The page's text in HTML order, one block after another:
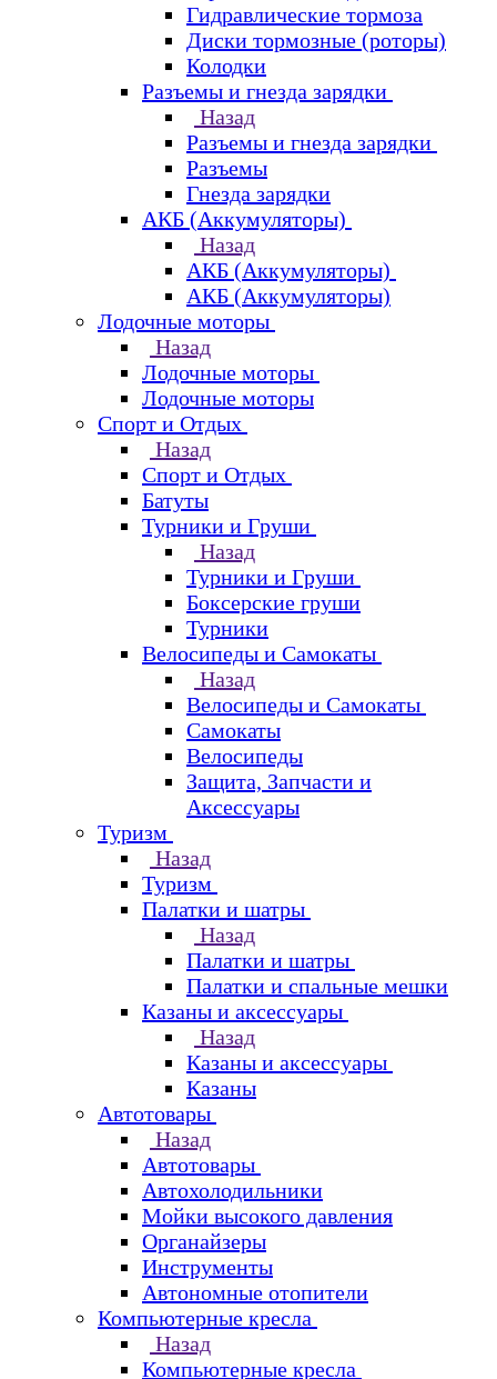
Гидравлические тормоза
Диски тормозные (роторы)
Колодки
Разъемы и гнезда зарядки
Назад
Разъемы и гнезда зарядки
Разъемы
Гнезда зарядки
АКБ (Аккумуляторы)
Назад
АКБ (Аккумуляторы)
АКБ (Аккумуляторы)
Лодочные моторы
Назад
Лодочные моторы
Лодочные моторы
Спорт и Отдых
Назад
Спорт и Отдых
Батуты
Турники и Груши
Назад
Турники и Груши
Боксерские груши
Турники
Велосипеды и Самокаты
Назад
Велосипеды и Самокаты
Самокаты
Велосипеды
Защита, Запчасти и
Аксессуары
Туризм
Назад
Туризм
Палатки и шатры
Назад
Палатки и шатры
Палатки и спальные мешки
Казаны и аксессуары
Назад
Казаны и аксессуары
Казаны
Автотовары
Назад
Автотовары
Автохолодильники
Мойки высокого давления
Органайзеры
Инструменты
Автономные отопители
Компьютерные кресла
Назад
Компьютерные кресла